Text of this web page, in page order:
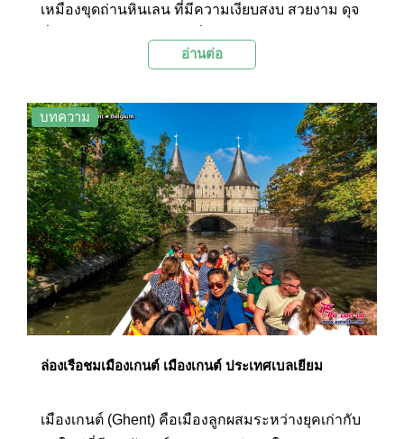
เหมืองขุดถ่านหินเลน ที่มีความเงียบสงบ สวยงาม ดุจ
นักท่องเที่ยวใฝ่ฝัน และต้องการมาพักตากอากาศ ใช้
ตะวันตก ท่ามกลางอากาศอันบริสุทธิ์ ไร้มลพิษ
อ่านต่อ
บทความ
ล่องเรือชมเมืองเกนต์ เมืองเกนต์ ประเทศเบลเยียม
เมืองเกนต์ (Ghent) คือเมืองลูกผสมระหว่างยุคเก่ากับ